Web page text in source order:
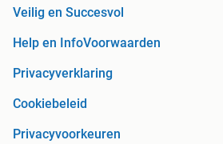
Veilig en Succesvol
Help en InfoVoorwaarden
Privacyverklaring
Cookiebeleid
Privacyvoorkeuren